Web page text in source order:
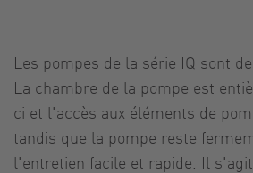
Les pompes de la série IQ sont
La chambre de la pompe est
ci et l'accès aux éléments de
tandis que la pompe reste
l'entretien facile et rapide. Il